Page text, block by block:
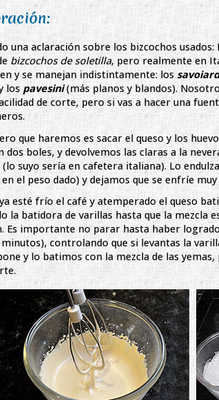
una aclaración sobre los bizcochos
bizcochos de soletilla, pero realmente en
y se manejan indistintamente: los
los pavesini(más planos y blandos).
de corte, pero si vas a hacer una
que haremos es sacar el queso y los
dos boles, y devolvemos las claras a la
suyo sería en cafetera italiana). Lo
el peso dado) y dejamos que se enfríe muy
esté frío el café y atemperado el queso
la batidora de varillas hasta que la mezcla
Es importante no parar hasta haber
controlando que si levantas la
y lo batimos con la mezcla de las